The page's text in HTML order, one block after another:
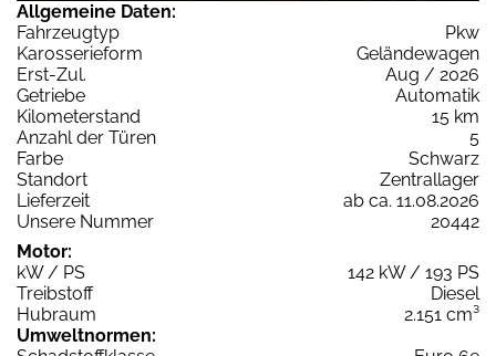
Allgemeine Daten:
Fahrzeugtyp
Pkw
Karosserieform
Geländewagen
Erst-Zul.
Aug / 2026
Getriebe
Automatik
Kilometerstand
15 km
Anzahl der Türen
5
Farbe
Schwarz
Standort
Zentrallager
Lieferzeit
ab ca. 11.08.2026
Unsere Nummer
20442
Motor:
kW / PS
142 kW / 193 PS
Treibstoff
Diesel
Hubraum
2.151 cm³
Umweltnormen: